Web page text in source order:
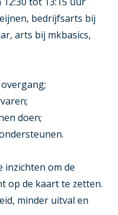
bedrijfsarts bij
arts bij mkbasics,
doen;
inzichten om de
op de kaart te zetten.
minder uitval en